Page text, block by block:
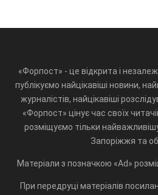
«Форпост» - це відкрита і
публікуємо найцікавіші новини,
журналістів, найцікавіші
«Форпост» цінує час своїх
розміщуємо тільки
Запоріжжя та
Матеріали з позначкою «Ad»
При передруці матеріалів